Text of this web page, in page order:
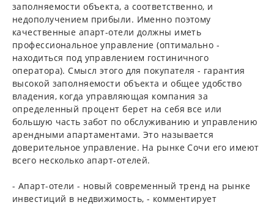
заполняемости объекта, а соответственно, и
недополучением прибыли. Именно поэтому
качественные апарт-отели должны иметь
профессиональное управление (оптимально -
находиться под управлением гостиничного
оператора). Смысл этого для покупателя - гарантия
высокой заполняемости объекта и общее удобство
владения, когда управляющая компания за
определенный процент берет на себя все или
большую часть забот по обслуживанию и управлению
арендными апартаментами. Это называется
доверительное управление. На рынке Сочи его имеют
всего несколько апарт-отелей.
- Апарт-отели - новый современный тренд на рынке
инвестиций в недвижимость, - комментирует